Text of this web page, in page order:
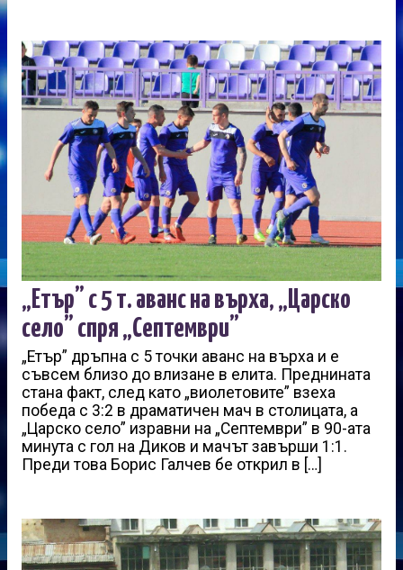
„Етър” с 5 т. аванс на върха, „Царско
село” спря „Септември”
„Етър” дръпна с 5 точки аванс на върха и е
съвсем близо до влизане в елита. Преднината
стана факт, след като „виолетовите” взеха
победа с 3:2 в драматичен мач в столицата, а
„Царско село” изравни на „Септември” в 90-ата
минута с гол на Диков и мачът завърши 1:1.
Преди това Борис Галчев бе открил в […]